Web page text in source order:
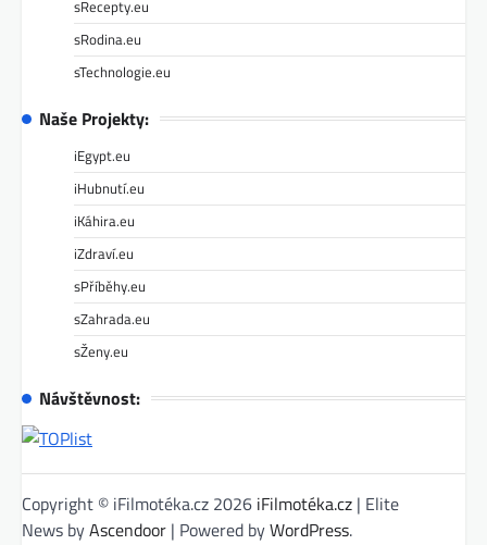
sRecepty.eu
sRodina.eu
sTechnologie.eu
Naše Projekty:
iEgypt.eu
iHubnutí.eu
iKáhira.eu
iZdraví.eu
sPříběhy.eu
sZahrada.eu
sŽeny.eu
Návštěvnost:
Copyright © iFilmotéka.cz 2026 iFilmotéka.cz | Elite
News byAscendoor | Powered byWordPress.